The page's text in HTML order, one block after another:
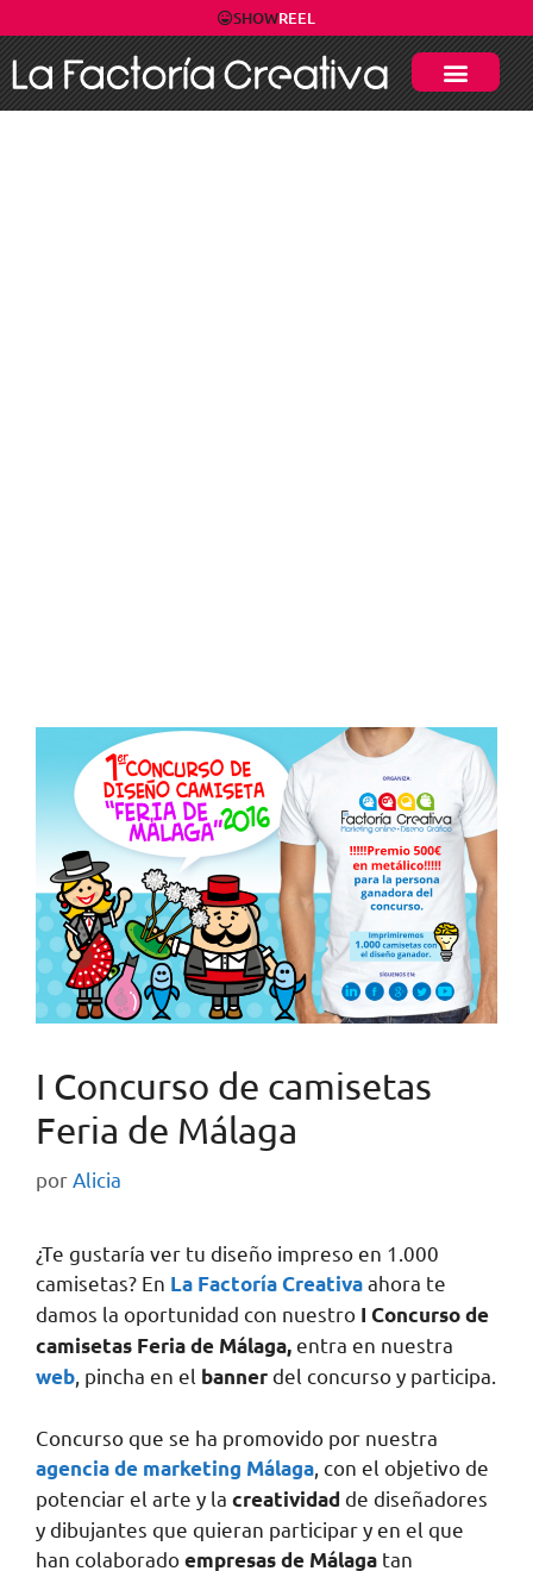
SHOWREEL
I Concurso de camisetas
Feria de Málaga
por Alicia
¿Te gustaría ver tu diseño impreso en 1.000
camisetas? En La Factoría Creativaahora te
damos la oportunidad con nuestro I Concurso de
camisetas Feria de Málaga,entra en nuestra
web , pincha en el bannerdel concurso y participa.
Concurso que se ha promovido por nuestra
agencia de marketing Málaga , con el objetivo de
potenciar el arte y la creatividad de diseñadores
y dibujantes que quieran participar y en el que
han colaboradoempresas de Málaga tan